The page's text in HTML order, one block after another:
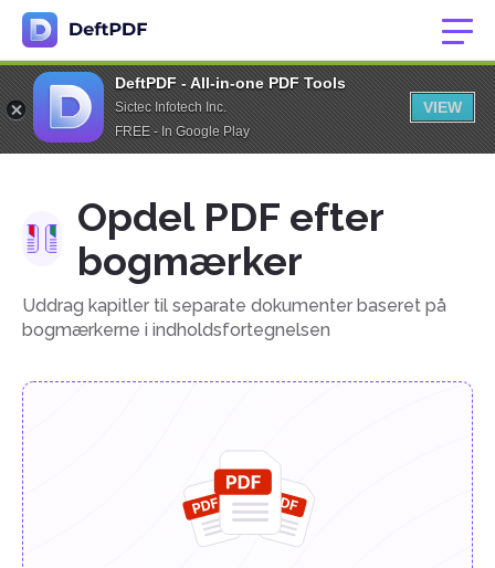
DeftPDF - All-in-one PDF Tools
Sictec Infotech Inc.
FREE - In Google Play
VIEW
Opdel PDF efter
bogmærker
Uddrag kapitler til separate dokumenter baseret på
bogmærkerne i indholdsfortegnelsen